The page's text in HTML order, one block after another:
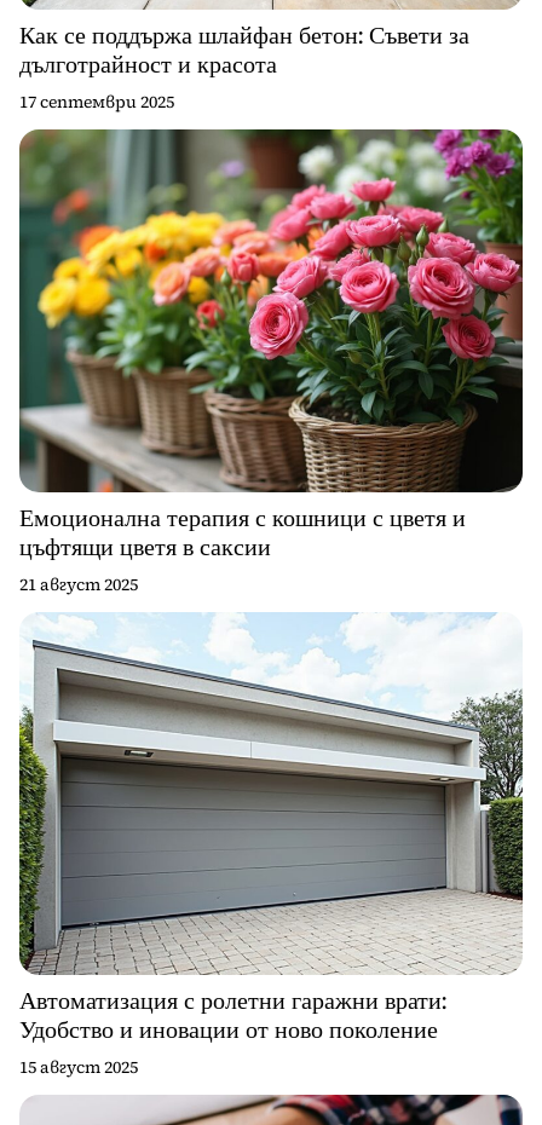
Как се поддържа шлайфан бетон: Съвети за
дълготрайност и красота
17 септември 2025
Емоционална терапия с кошници с цветя и
цъфтящи цветя в саксии
21 август 2025
Автоматизация с ролетни гаражни врати:
Удобство и иновации от ново поколение
15 август 2025